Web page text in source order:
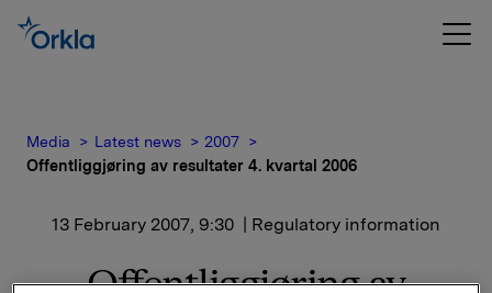
Media Latest news
2007
Offentliggjøring av resultater 4. kvartal 2006
13 February 2007, 9:30 | Regulatory information